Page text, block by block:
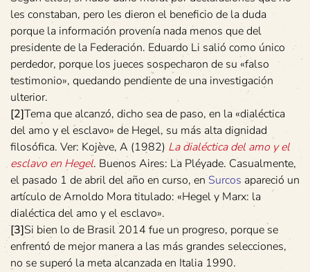
les constaban, pero les dieron el beneficio de la duda
porque la información provenía nada menos que del
presidente de la Federación. Eduardo Li salió como único
perdedor, porque los jueces sospecharon de su «falso
testimonio», quedando pendiente de una investigación
ulterior.
[2]Tema que alcanzó, dicho sea de paso, en la «dialéctica
del amo y el esclavo» de Hegel, su más alta dignidad
filosófica. Ver: Kojève, A (1982) La dialéctica del amo y el
esclavo en Hegel. Buenos Aires: La Pléyade. Casualmente,
el pasado 1 de abril del año en curso, enSurcos apareció un
artículo de Arnoldo Mora titulado: «Hegel y Marx: la
dialéctica del amo y el esclavo».
[3]Si bien lo de Brasil 2014 fue un progreso, porque se
enfrentó de mejor manera a las más grandes selecciones,
no se superó la meta alcanzada en Italia 1990.